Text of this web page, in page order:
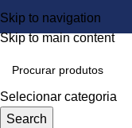
Skip to navigation
Skip to main content
Selecionar categoria
Search